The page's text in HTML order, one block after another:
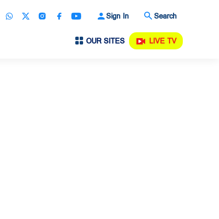
Sign In Search
OUR SITES LIVE TV